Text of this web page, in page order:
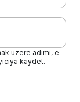
üzere adımı, e-
kaydet.